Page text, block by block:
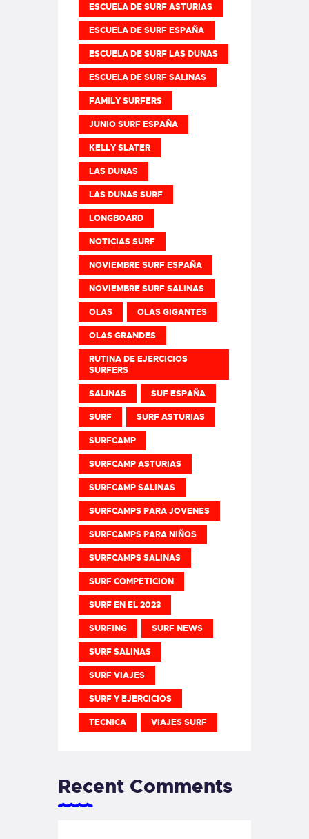
ESCUELA DE SURF ASTURIAS
ESCUELA DE SURF ESPAÑA
ESCUELA DE SURF LAS DUNAS
ESCUELA DE SURF SALINAS
FAMILY SURFERS
JUNIO SURF ESPAÑA
KELLY SLATER
LAS DUNAS
LAS DUNAS SURF
LONGBOARD
NOTICIAS SURF
NOVIEMBRE SURF ESPAÑA
NOVIEMBRE SURF SALINAS
OLAS OLAS GIGANTES
OLAS GRANDES
RUTINA DE EJERCICIOS
SURFERS
SALINAS SUF ESPAÑA
SURF SURF ASTURIAS
SURFCAMP
SURFCAMP ASTURIAS
SURFCAMP SALINAS
SURFCAMPS PARA JOVENES
SURFCAMPS PARA NIÑOS
SURFCAMPS SALINAS
SURF COMPETICION
SURF EN EL 2023
SURFING SURF NEWS
SURF SALINAS
SURF VIAJES
SURF Y EJERCICIOS
TECNICA VIAJES SURF
Recent Comments